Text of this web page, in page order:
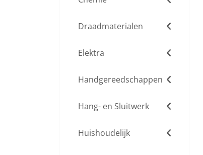
Draadmaterialen
Elektra
Handgereedschappen
Hang- en Sluitwerk
Huishoudelijk